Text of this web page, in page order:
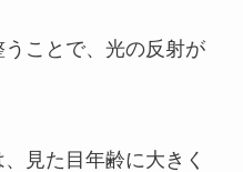
ことで、光の反射が
見た目年齢に大きく